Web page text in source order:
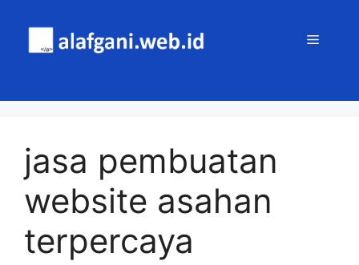
content
MENU
jasa pembuatan
website asahan
terpercaya